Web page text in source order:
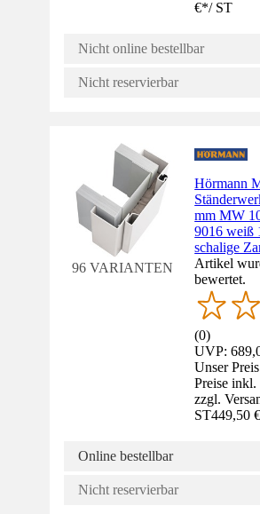
€*/ ST
Nicht online bestellbar
Nicht reservierbar
96 VARIANTEN
Hörmann
mm MW
9016 weiß
schalige
Artikel
bewertet.
(0)
UVP:
Unser
Preise
zzgl.
ST449,50 €
Online bestellbar
Nicht reservierbar